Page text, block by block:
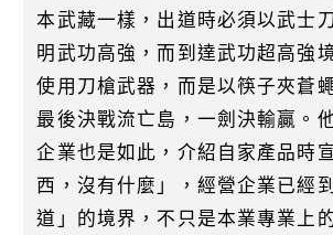
本武藏一樣，出道時必須以武士
明武功高強，而到達武功超高強
使用刀槍武器，而是以筷子夾蒼
最後決戰流亡島，一劍決輸贏。
企業也是如此，介紹自家產品時
西，沒有什麼」，經營企業已經
道」的境界，不只是本業專業上